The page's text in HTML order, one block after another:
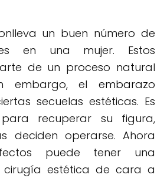
un buen número de
en una mujer. Estos
de un proceso natural
embargo, el embarazo
secuelas estéticas. Es
recuperar su figura,
deciden operarse. Ahora
puede tener una
cirugía estética de cara a